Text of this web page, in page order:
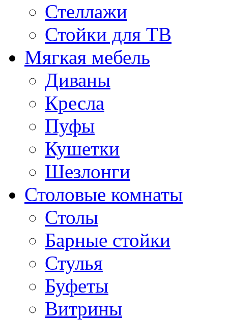
Стеллажи
Стойки для ТВ
Мягкая мебель
Диваны
Кресла
Пуфы
Кушетки
Шезлонги
Столовые комнаты
Столы
Барные стойки
Стулья
Буфеты
Витрины